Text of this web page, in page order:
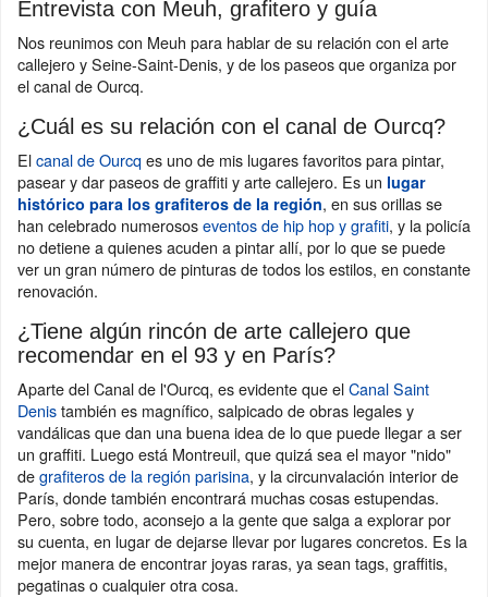
Entrevista con Meuh, grafitero y guía
Nos reunimos con Meuh para hablar de su relación con el arte
callejero y Seine-Saint-Denis, y de los paseos que organiza por
el canal de Ourcq.
¿Cuál es su relación con el canal de Ourcq?
Elcanal de Ourcqes uno de mis lugares favoritos para pintar,
pasear y dar paseos de graffiti y arte callejero. Es un lugar
histórico para los grafiteros de la región, en sus orillas se
han celebrado numerososeventos de hip hop y grafiti, y la policía
no detiene a quienes acuden a pintar allí, por lo que se puede
ver un gran número de pinturas de todos los estilos, en constante
renovación.
¿Tiene algún rincón de arte callejero que
recomendar en el 93 y en París?
Aparte del Canal de l'Ourcq, es evidente que elCanal Saint
Denistambién es magnífico, salpicado de obras legales y
vandálicas que dan una buena idea de lo que puede llegar a ser
un graffiti. Luego está Montreuil, que quizá sea el mayor "nido"
degrafiteros de la región parisina, y la circunvalación interior de
París, donde también encontrará muchas cosas estupendas.
Pero, sobre todo, aconsejo a la gente que salga a explorar por
su cuenta, en lugar de dejarse llevar por lugares concretos. Es la
mejor manera de encontrar joyas raras, ya sean tags, graffitis,
pegatinas o cualquier otra cosa.